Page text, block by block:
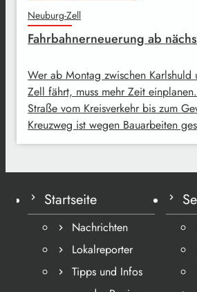
Neuburg-Zell
Fahrbahnerneuerung ab
Wer ab Montag zwischen
Zell fährt, muss mehr Zeit
Straße vom Kreisverkehr bis zum
Kreuzweg ist wegen Bauarbeiten
Startseite
Nachrichten
Lokalreporter
Tipps und Infos